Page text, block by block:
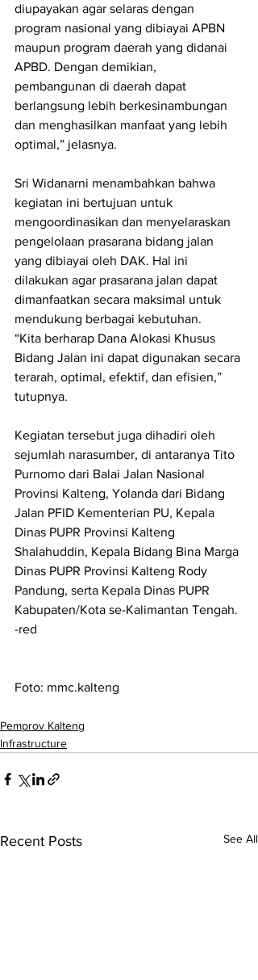
diupayakan agar selaras dengan
program nasional yang dibiayai APBN
maupun program daerah yang didanai
APBD. Dengan demikian,
pembangunan di daerah dapat
berlangsung lebih berkesinambungan
dan menghasilkan manfaat yang lebih
optimal,” jelasnya.
Sri Widanarni menambahkan bahwa
kegiatan ini bertujuan untuk
mengoordinasikan dan menyelaraskan
pengelolaan prasarana bidang jalan
yang dibiayai oleh DAK. Hal ini
dilakukan agar prasarana jalan dapat
dimanfaatkan secara maksimal untuk
mendukung berbagai kebutuhan.
“Kita berharap Dana Alokasi Khusus
Bidang Jalan ini dapat digunakan secara
terarah, optimal, efektif, dan efisien,”
tutupnya.
Kegiatan tersebut juga dihadiri oleh
sejumlah narasumber, di antaranya Tito
Purnomo dari Balai Jalan Nasional
Provinsi Kalteng, Yolanda dari Bidang
Jalan PFID Kementerian PU, Kepala
Dinas PUPR Provinsi Kalteng
Shalahuddin, Kepala Bidang Bina Marga
Dinas PUPR Provinsi Kalteng Rody
Pandung, serta Kepala Dinas PUPR
Kabupaten/Kota se-Kalimantan Tengah.
-red
Foto: mmc.kalteng
Pemprov Kalteng
Infrastructure
Recent Posts See All